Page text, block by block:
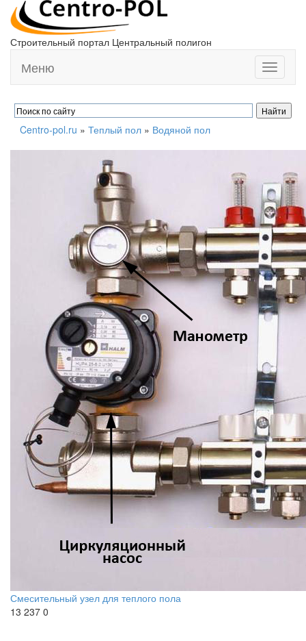
Строительный портал Центральный полигон
Toggle
Меню
Centro-pol.ru » Теплый пол » Водяной пол
Смесительный узел для теплого пола
13 237 0